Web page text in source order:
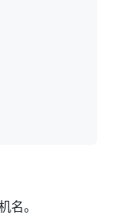
名。